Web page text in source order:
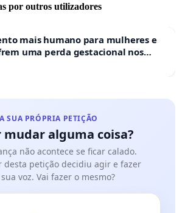
por outros utilizadores
mais humano para mulheres e
uma perda gestacional nos
SUA PRÓPRIA PETIÇÃO
mudar alguma coisa?
não acontece se ficar calado.
desta petição decidiu agir e fazer
voz. Vai fazer o mesmo?